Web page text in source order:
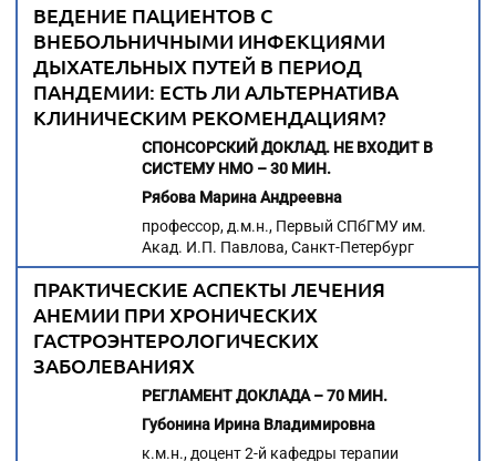
ВЕДЕНИЕ ПАЦИЕНТОВ С
ВНЕБОЛЬНИЧНЫМИ ИНФЕКЦИЯМИ
ДЫХАТЕЛЬНЫХ ПУТЕЙ В ПЕРИОД
ПАНДЕМИИ: ЕСТЬ ЛИ АЛЬТЕРНАТИВА
КЛИНИЧЕСКИМ РЕКОМЕНДАЦИЯМ?
СПОНСОРСКИЙ ДОКЛАД. НЕ ВХОДИТ В
СИСТЕМУ НМО – 30 МИН.
Рябова Марина Андреевна
профессор, д.м.н., Первый СПбГМУ им.
Акад. И.П. Павлова, Санкт-Петербург
ПРАКТИЧЕСКИЕ АСПЕКТЫ ЛЕЧЕНИЯ
АНЕМИИ ПРИ ХРОНИЧЕСКИХ
ГАСТРОЭНТЕРОЛОГИЧЕСКИХ
ЗАБОЛЕВАНИЯХ
РЕГЛАМЕНТ ДОКЛАДА – 70 МИН.
Губонина Ирина Владимировна
к.м.н., доцент 2-й кафедры терапии